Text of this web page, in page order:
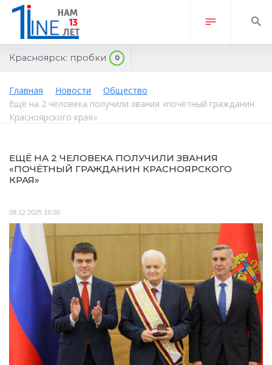
Красноярск: пробки 0
Главная Новости
Общество
Ещё на 2 человека получили звания «почётный гражданин
Красноярского края»
ЕЩЁ НА 2 ЧЕЛОВЕКА ПОЛУЧИЛИ ЗВАНИЯ
«ПОЧЁТНЫЙ ГРАЖДАНИН КРАСНОЯРСКОГО
КРАЯ»
08.12.2025 16:00